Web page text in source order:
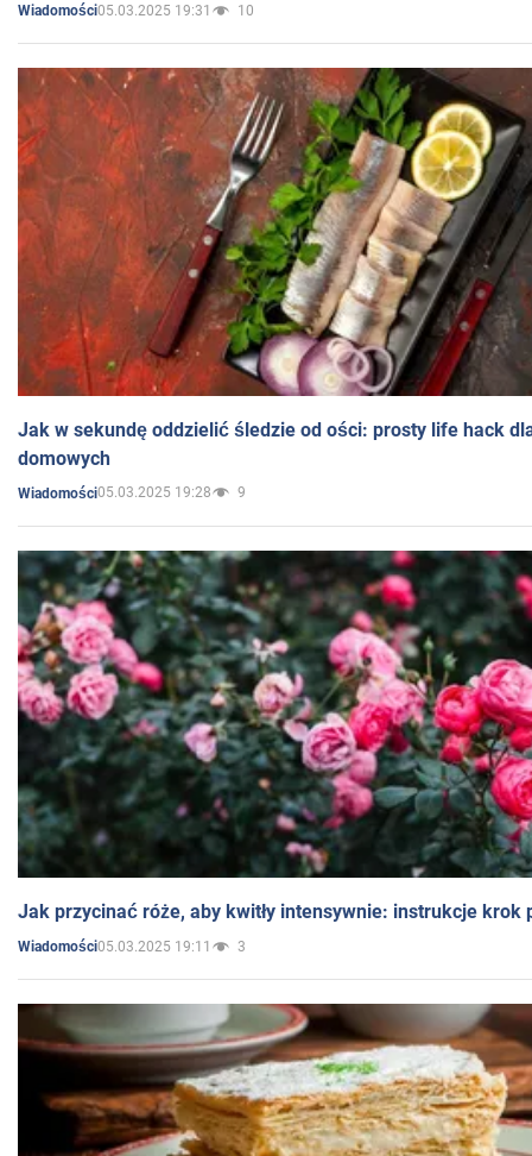
Wiadomości05.03.2025 19:31 10
Jak w sekundę oddzielić śledzie od ości: prosty life hack
domowych
Wiadomości05.03.2025 19:28 9
Jak przycinać róże, aby kwitły intensywnie: instrukcje krok
Wiadomości05.03.2025 19:11 3